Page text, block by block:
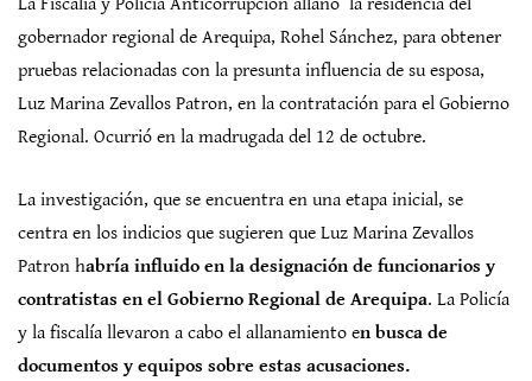
gobernador regional de Arequipa, Rohel Sánchez, para obtener
pruebas relacionadas con la presunta influencia de su esposa,
Luz Marina Zevallos Patron, en la contratación para el Gobierno
Regional. Ocurrió en la madrugada del 12 de octubre.
La investigación, que se encuentra en una etapa inicial, se
centra en los indicios que sugieren que Luz Marina Zevallos
Patron habría influido en la designación de funcionarios y
contratistas en el Gobierno Regional de Arequipa. La Policía
y la fiscalía llevaron a cabo el allanamiento en busca de
documentos y equipos sobre estas acusaciones.